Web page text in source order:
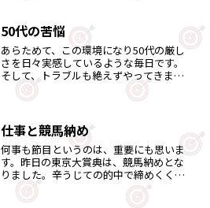
50代の苦悩
あらためて、この環境になり50代の厳し
さを日々実感しているような毎日です。
そして、トラブルも絶えずやってきま
す。心が折れそうな時もありますが、こ
仕事と競馬納め
何事も節目というのは、重要にも思いま
す。昨日の東京大賞典は、競馬納めとな
りました。辛うじての的中で締めくくれ
ました。また、仕事納めも昨日でした。
どこか、仕事の方は全てが完結していな